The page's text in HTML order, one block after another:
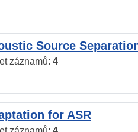
Source
záznamů: 4
for ASR